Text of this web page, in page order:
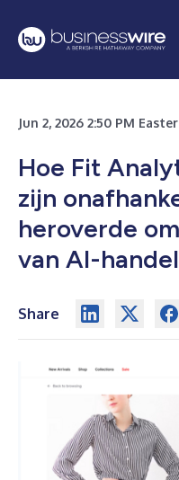
Jun 2, 2026 2:50 PM
Hoe Fit
zijn
heroverde
van AI-
Share